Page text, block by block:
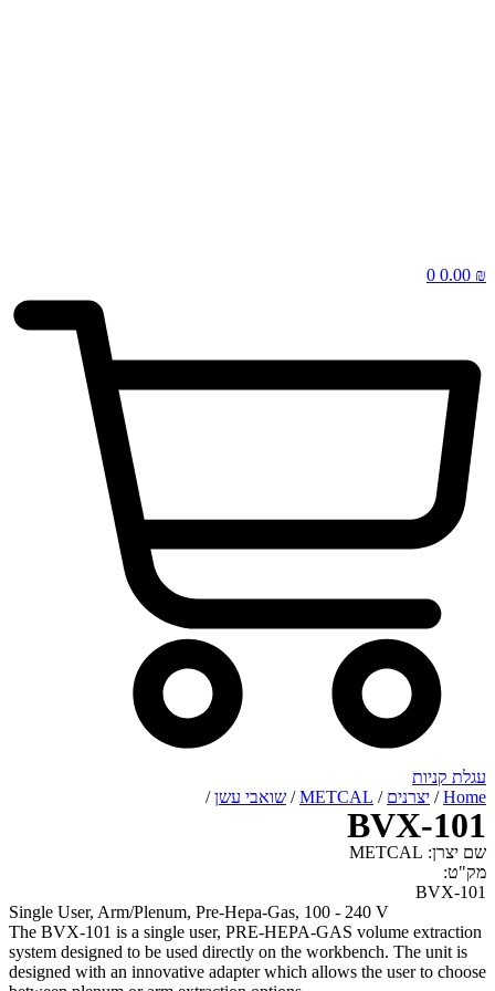
/
METCAL
/שואבי עשן/
Single User, Arm/Plenum, Pre-Hepa-Gas, 100 - 240 V
The BVX-101 is a single user, PRE-HEPA-GAS volume
system designed to be used directly on the workbench.
designed with an innovative adapter which allows the